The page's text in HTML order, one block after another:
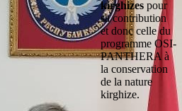
kirghizes pour
sa contribution
et donc celle du
programme OSI-
PANTHERA à
la conservation
de la nature
kirghize.